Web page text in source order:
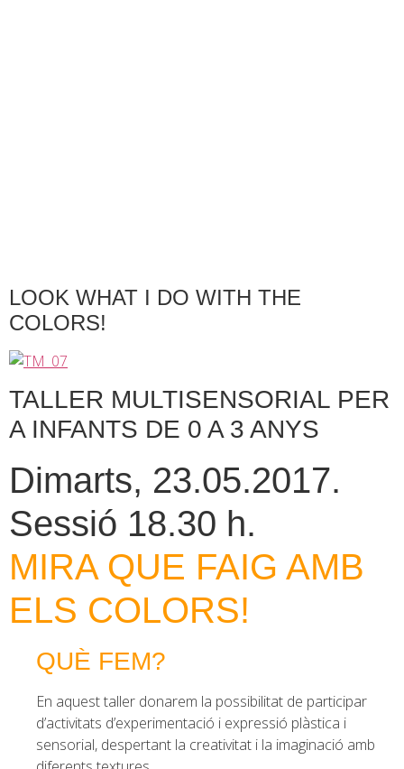
LOOK WHAT I DO WITH THE
COLORS!
TALLER MULTISENSORIAL PER
A INFANTS DE 0 A 3 ANYS
Dimarts, 23.05.2017.
Sessió 18.30 h.
MIRA QUE FAIG AMB
ELS COLORS!
QUÈ FEM?
En aquest taller donarem la possibilitat de participar
d’activitats d’experimentació i expressió plàstica i
sensorial, despertant la creativitat i la imaginació amb